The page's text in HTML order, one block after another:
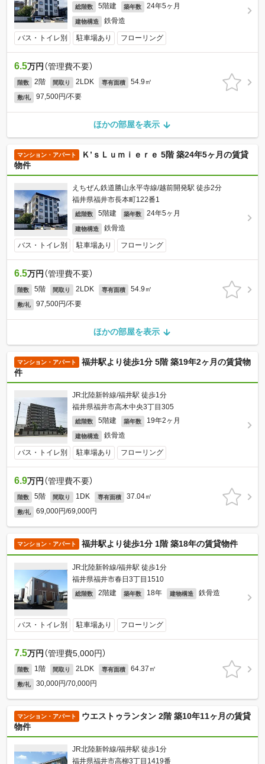
総階数 5階建 築年数 24年5ヶ月
建物構造 鉄骨造
バス・トイレ別 駐車場あり フローリング
6.5万円 （管理費不要）
階数 2階 間取り 2LDK 専有面積 54.9㎡
敷/礼 97,500円/不要
ほかの部屋を表示
マンション・アパート
Ｋ’ｓＬｕｍｉｅｒｅ 5階 築24年5ヶ月の賃貸
物件
えちぜん鉄道勝山永平寺線/越前開発駅 徒歩2分
福井県福井市長本町122番1
総階数 5階建 築年数 24年5ヶ月
建物構造 鉄骨造
バス・トイレ別 駐車場あり フローリング
6.5万円 （管理費不要）
階数 5階 間取り 2LDK 専有面積 54.9㎡
敷/礼 97,500円/不要
ほかの部屋を表示
マンション・アパート
福井駅より徒歩1分 5階 築19年2ヶ月の賃貸物
件
JR北陸新幹線/福井駅 徒歩1分
福井県福井市高木中央3丁目305
総階数 5階建 築年数 19年2ヶ月
建物構造 鉄骨造
バス・トイレ別 駐車場あり フローリング
6.9万円 （管理費不要）
階数 5階 間取り 1DK 専有面積 37.04㎡
敷/礼 69,000円/69,000円
マンション・アパート 福井駅より徒歩1分 1階 築18年の賃貸物件
JR北陸新幹線/福井駅 徒歩1分
福井県福井市春日3丁目1510
総階数 2階建 築年数 18年 建物構造 鉄骨造
バス・トイレ別 駐車場あり フローリング
7.5万円 （管理費5,000円）
階数 1階 間取り 2LDK 専有面積 64.37㎡
敷/礼 30,000円/70,000円
マンション・アパート
ウエストゥランタン 2階 築10年11ヶ月の賃貸
物件
JR北陸新幹線/福井駅 徒歩1分
福井県福井市高柳3丁目1419番